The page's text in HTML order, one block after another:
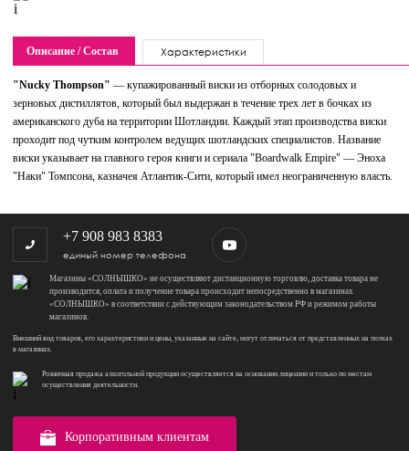
Описание / Состав Характеристики
"Nucky Thompson" — купажированный виски из отборных солодовых и
зерновых дистиллятов, который был выдержан в течение трех лет в бочках из
американского дуба на территории Шотландии. Каждый этап производства виски
проходит под чутким контролем ведущих шотландских специалистов. Название
виски указывает на главного героя книги и сериала "Boardwalk Empire" — Эноха
"Наки" Томпсона, казначея Атлантик-Сити, который имел неограниченную власть.
+7 908 983 8383
единый номер телефона
Магазины «СОЛНЫШКО» не осуществляют дистанционную торговлю, доставка товара не
производится, оплата и получение товара происходит непосредственно в магазинах
«СОЛНЫШКО» в соответствии с действующим законодательством РФ и режимом работы
магазинов.
Внешний вид товаров, его характеристики и цены, указанные на сайте, могут отличаться от представленных на полках
в магазинах.
Розничная продажа алкогольной продукции осуществляется на основании лицензии и только по местам
осуществления деятельности.
Корпоративным клиентам